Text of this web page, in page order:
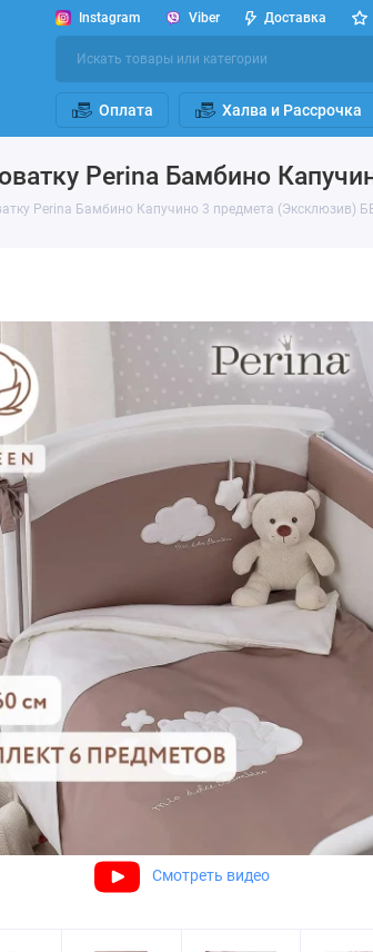
Instagram Viber Доставка
Оплата Халва и Рассрочка
Perina Бамбино
Perina Бамбино Капучино 3 предмета (Эксклюзив)
Смотреть видео